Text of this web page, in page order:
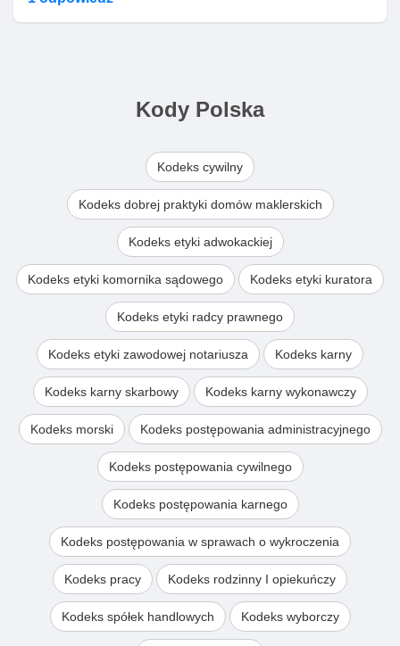
Kody Polska
Kodeks cywilny
Kodeks dobrej praktyki domów maklerskich
Kodeks etyki adwokackiej
Kodeks etyki komornika sądowego Kodeks etyki kuratora
Kodeks etyki radcy prawnego
Kodeks etyki zawodowej notariusza Kodeks karny
Kodeks karny skarbowy Kodeks karny wykonawczy
Kodeks morski Kodeks postępowania administracyjnego
Kodeks postępowania cywilnego
Kodeks postępowania karnego
Kodeks postępowania w sprawach o wykroczenia
Kodeks pracy Kodeks rodzinny I opiekuńczy
Kodeks spółek handlowych Kodeks wyborczy